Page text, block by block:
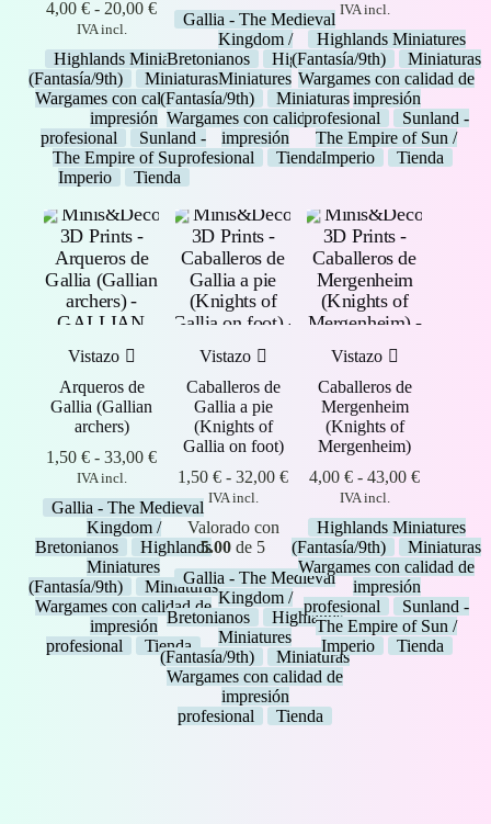
4,00€ - 20,00€Rango
precios:
desde
4,00 €
hasta
20,00 €
IVA incl.
Highlands Miniatures
(Fantasía/9th)
Miniaturas
Wargames con calidad de
impresión
profesional
Sunland -
The Empire of Sun /
Imperio
Tienda
precios:
desde
4,20 €
hasta
4,50 €
Gallia - The Medieval
Kingdom /
Bretonianos
Highlands
Miniatures
(Fantasía/9th)
Miniaturas
Wargames con calidad de
impresión
profesional
Tienda
precios:
desde
4,00 €
hasta
43,00 €
IVA incl.
Highlands Miniatures
(Fantasía/9th)
Miniaturas
Wargames con calidad de
impresión
profesional
Sunland -
The Empire of Sun /
Imperio
Tienda
Vistazo
Arqueros de
Gallia (Gallian
archers)
1,50€ - 33,00€Rango
precios:
desde
1,50 €
hasta
33,00 €
IVA incl.
Gallia - The Medieval
Kingdom /
Bretonianos
Highlands
Miniatures
(Fantasía/9th)
Miniaturas
Wargames con calidad de
impresión
profesional
Tienda
Vistazo
Caballeros de
Gallia a pie
(Knights of
Gallia on foot)
1,50€ - 32,00€Rango
precios:
desde
1,50 €
hasta
32,00 €
IVA incl.
Valorado con
5.00 de 5
Gallia - The Medieval
Kingdom /
Bretonianos
Highlands
Miniatures
(Fantasía/9th)
Miniaturas
Wargames con calidad de
impresión
profesional
Tienda
Vistazo
Caballeros de
Mergenheim
(Knights of
Mergenheim)
4,00€ - 43,00€Rango
precios:
desde
4,00 €
hasta
43,00 €
IVA incl.
Highlands Miniatures
(Fantasía/9th)
Miniaturas
Wargames con calidad de
impresión
profesional
Sunland -
The Empire of Sun /
Imperio
Tienda